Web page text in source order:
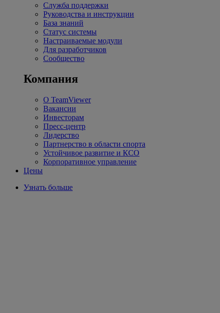
Служба поддержки
Руководства и инструкции
База знаний
Статус системы
Настраиваемые модули
Для разработчиков
Сообщество
Компания
О TeamViewer
Вакансии
Инвесторам
Пресс-центр
Лидерство
Партнерство в области спорта
Устойчивое развитие и КСО
Корпоративное управление
Цены
Узнать больше